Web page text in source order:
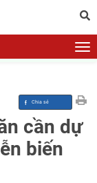
cần dự
biến